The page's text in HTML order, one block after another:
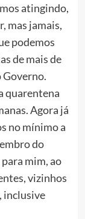
atingindo,
mas jamais,
podemos
de mais de
Governo.
quarentena
Agora já
no mínimo a
do
mim, ao
vizinhos
inclusive